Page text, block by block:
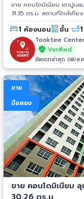
ขาย คอนโดมิเนียม เตาปูน
31.35 ตร.ม. สถานที่ใกล้เคียง - ใกล้สถานีรถไฟฟ้า MRT สถานีบางซื่อ - ใกล้
สถานีรถไฟฟ้า MRT สถานี
ประชาชื่น - ศาลเยาวชนแ
ศูนย์การค้าเกทเวย์ แอท บ
1 ห้องนอน ชั้น
Tooktee
Verified
อัพเดทล่าสุด 08/ส.
ขาย
มือสอง
ขาย คอนโดมิเนียม ลุม